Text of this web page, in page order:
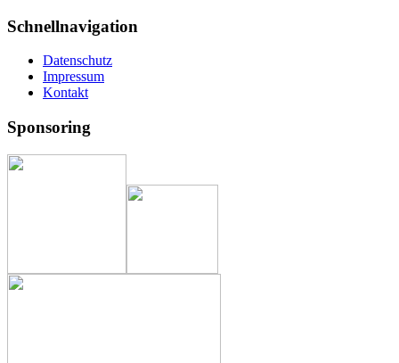
Schnellnavigation
Datenschutz
Impressum
Kontakt
Sponsoring